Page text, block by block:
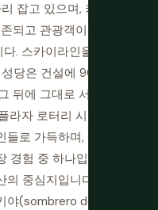
잡고 있으며, 키토보
되고 관광객이 덜한
. 스카이라인을 정의
당은 건설에 90년
뒤에 그대로 서 있습
라자 로터리 시장은
로 가득하며, 에콰
경험 중 하나입니다.
의 중심지입니다 —
야(sombrero de paja